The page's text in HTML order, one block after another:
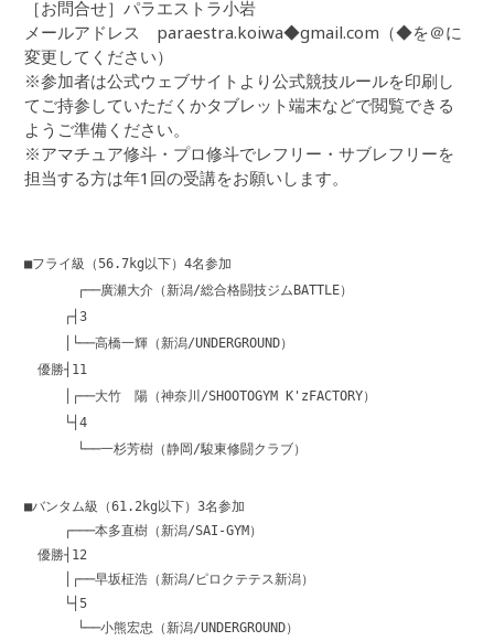
［お問合せ］パラエストラ小岩
メールアドレス paraestra.koiwa◆gmail.com（◆を＠に
変更してください）
※参加者は公式ウェブサイトより公式競技ルールを印刷し
てご持参していただくかタブレット端末などで閲覧できる
ようご準備ください。
※アマチュア修斗・プロ修斗でレフリー・サブレフリーを
担当する方は年1回の受講をお願いします。
■フライ級（56.7kg以下）4名参加
┌──廣瀬大介（新潟/総合格闘技ジムBATTLE）
┌┤3
│└──高橋一輝（新潟/UNDERGROUND）
優勝┤11
│┌──大竹 陽（神奈川/SHOOTOGYM K'zFACTORY）
└┤4
└──一杉芳樹（静岡/駿東修闘クラブ）
■バンタム級（61.2kg以下）3名参加
┌───本多直樹（新潟/SAI-GYM）
優勝┤12
│┌──早坂柾浩（新潟/ピロクテテス新潟）
└┤5
└──小熊宏忠（新潟/UNDERGROUND）